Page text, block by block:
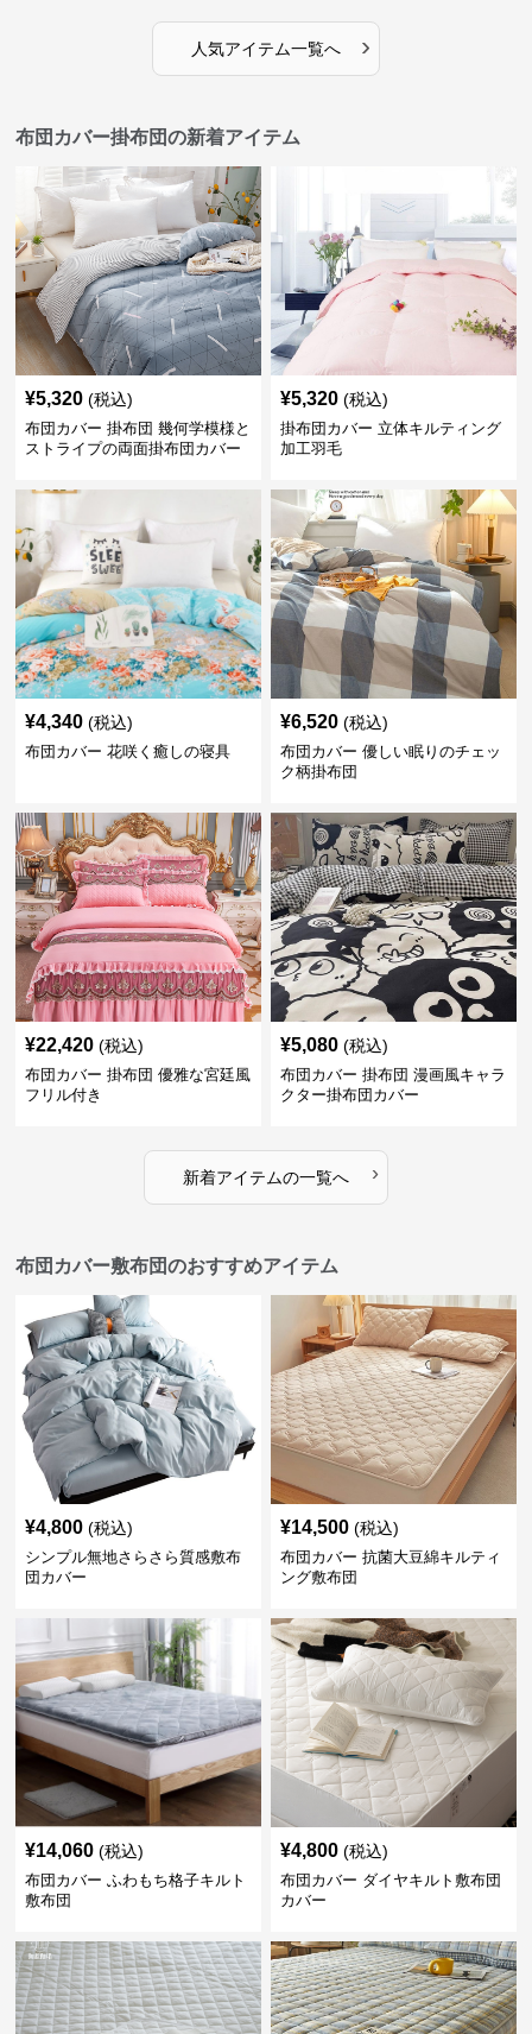
人気アイテム一覧へ ›
布団カバー掛布団の新着アイテム
¥5,320 (税込)
布団カバー 掛布団 幾何学模様と
ストライプの両面掛布団カバー
¥5,320 (税込)
掛布団カバー 立体キルティング
加工羽毛
¥4,340 (税込)
布団カバー 花咲く癒しの寝具
¥6,520 (税込)
布団カバー 優しい眠りのチェッ
ク柄掛布団
¥22,420 (税込)
布団カバー 掛布団 優雅な宮廷風
フリル付き
¥5,080 (税込)
布団カバー 掛布団 漫画風キャラ
クター掛布団カバー
新着アイテムの一覧へ ›
布団カバー敷布団のおすすめアイテム
¥4,800 (税込)
シンプル無地さらさら質感敷布
団カバー
¥14,500 (税込)
布団カバー 抗菌大豆綿キルティ
ング敷布団
¥14,060 (税込)
布団カバー ふわもち格子キルト
敷布団
¥4,800 (税込)
布団カバー ダイヤキルト敷布団
カバー